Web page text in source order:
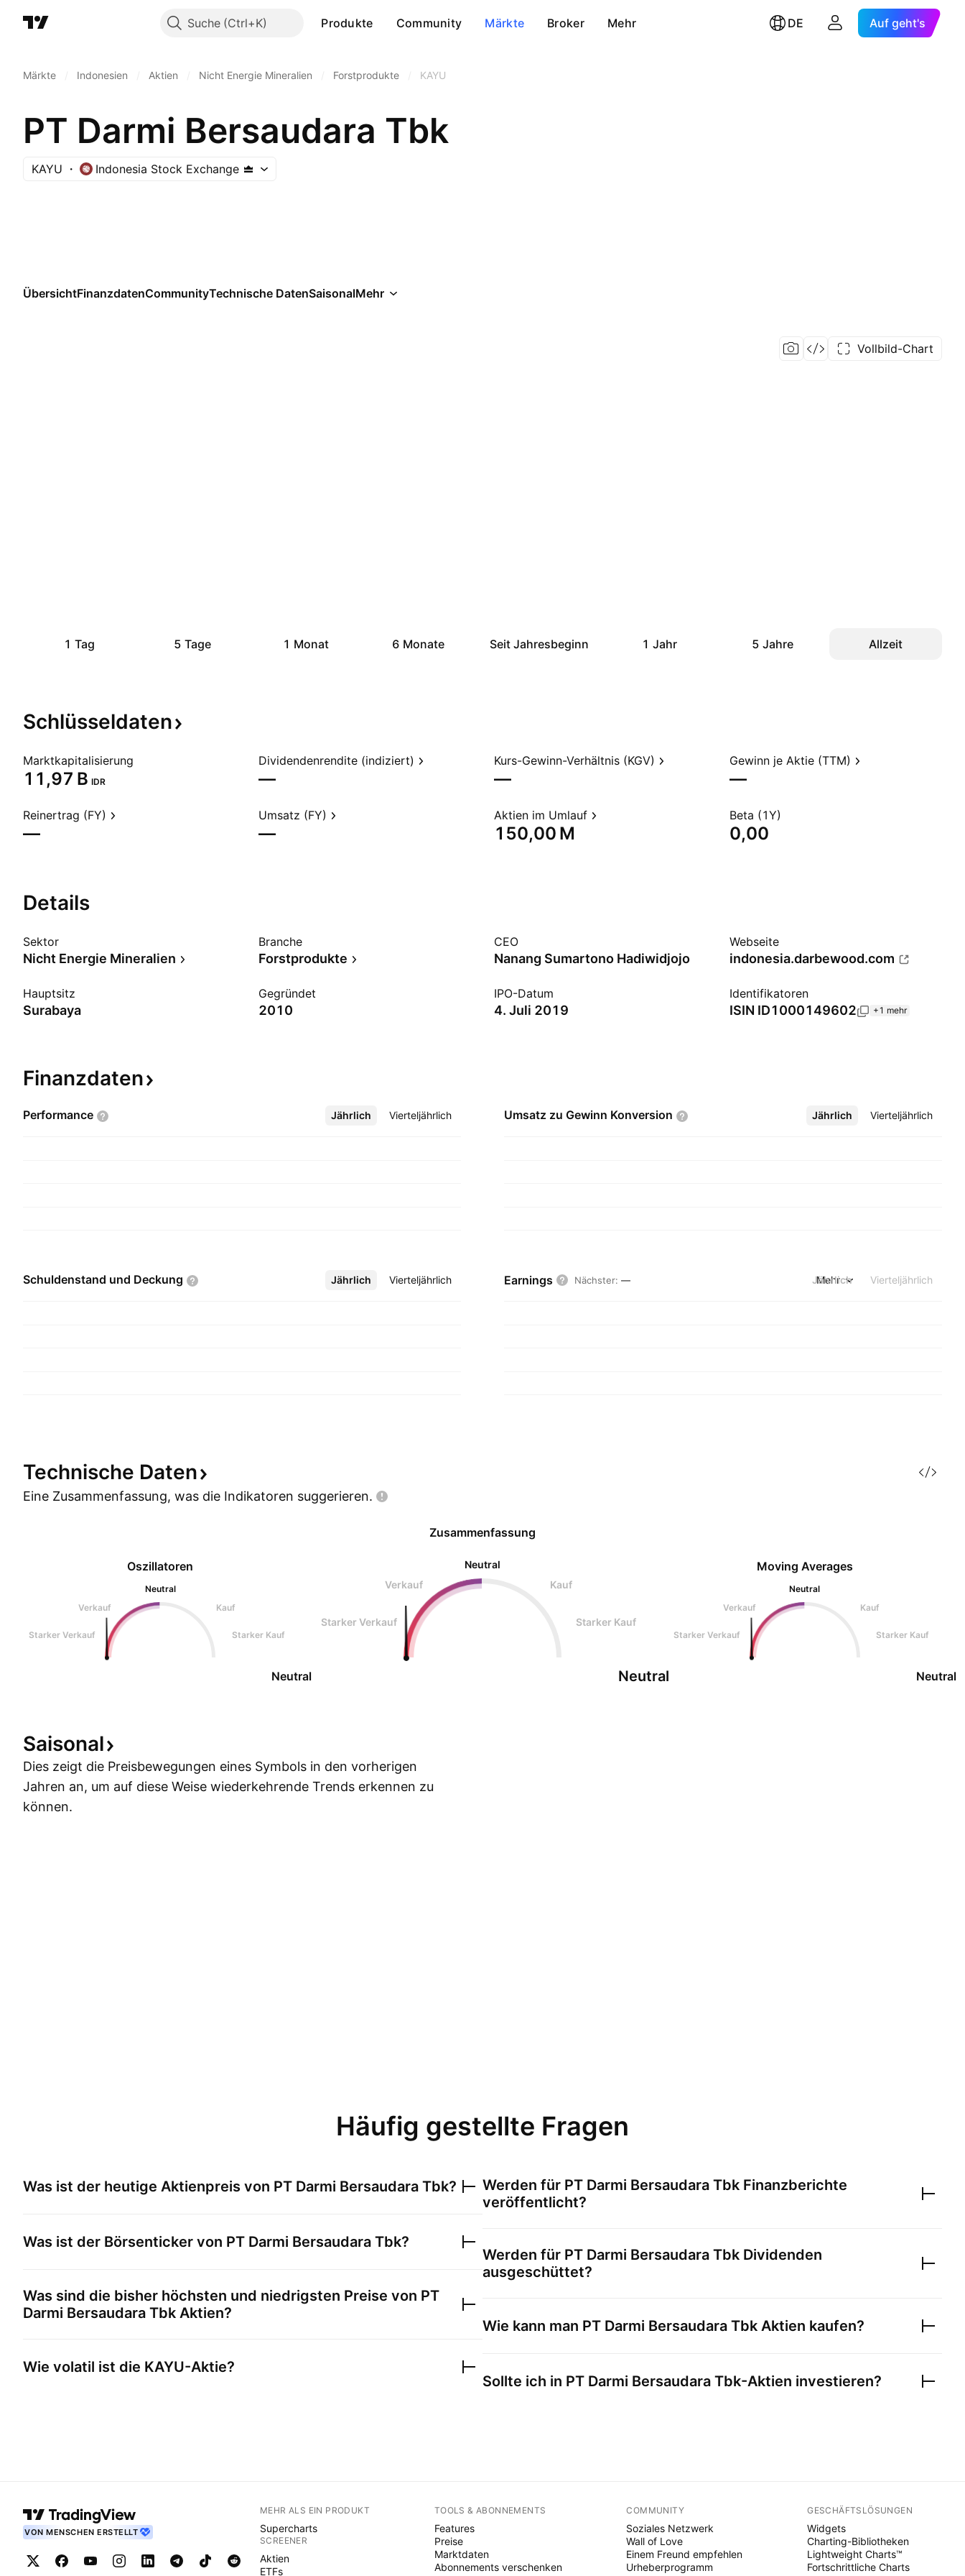
Suche Produkte Community Märkte Broker Mehr DE Auf geht's
Märkte Indonesien Aktien Nicht Energie Mineralien Forstprodukte KAYU
PT Darmi Bersaudara Tbk
KAYU Indonesia Stock Exchange
ÜbersichtFinanzdatenCommunityTechnische DatenSaisonalMehr
Vollbild-Chart
1 Tag 5 Tage 1 Monat 6 Monate Seit Jahresbeginn 1 Jahr 5 Jahre Allzeit
Schlüsseldaten
Marktkapitalisierung
‪11,97 B‬ IDR
Dividendenrendite (indiziert)
—
Kurs-Gewinn-Verhältnis (KGV)
—
Gewinn je Aktie (TTM)
—
Reinertrag (FY)
—
Umsatz (FY)
—
Aktien im Umlauf
‪150,00 M‬
Beta (1Y)
0,00
Details
Sektor
Nicht Energie Mineralien
Branche
Forstprodukte
CEO
Nanang Sumartono Hadiwidjojo
Webseite
indonesia.darbewood.com
Hauptsitz
Surabaya
Gegründet
2010
IPO-Datum
4. Juli 2019
Identifikatoren
ISIN ID1000149602 +1 mehr
Finanzdaten
Performance Jährlich Vierteljährlich
Mehr Umsatz zu Gewinn Konversion Jährlich Vierteljährlich
Mehr
Schuldenstand und Deckung Jährlich Vierteljährlich
Mehr Earnings Nächster: — Jährlich Vierteljährlich
Mehr
Technische Daten
Eine Zusammenfassung, was die Indikatoren suggerieren.
Oszillatoren
Neutral
Verkauf
Kauf
Starker Verkauf Starker Kauf
Neutral
Zusammenfassung
Neutral
Verkauf
Kauf
Starker Verkauf Starker Kauf
Neutral
Moving Averages
Neutral
Verkauf
Kauf
Starker Verkauf Starker Kauf
Neutral
Saisonal
Dies zeigt die Preisbewegungen eines Symbols in den vorherigen
Jahren an, um auf diese Weise wiederkehrende Trends erkennen zu
können.
Häufig gestellte Fragen
Was ist der heutige Aktienpreis von PT Darmi Bersaudara Tbk?
Was ist der Börsenticker von PT Darmi Bersaudara Tbk?
Was sind die bisher höchsten und niedrigsten Preise von PT
Darmi Bersaudara Tbk Aktien?
Wie volatil ist die KAYU-Aktie?
Werden für PT Darmi Bersaudara Tbk Finanzberichte
veröffentlicht?
Werden für PT Darmi Bersaudara Tbk Dividenden
ausgeschüttet?
Wie kann man PT Darmi Bersaudara Tbk Aktien kaufen?
Sollte ich in PT Darmi Bersaudara Tbk-Aktien investieren?
VON MENSCHEN ERSTELLT
MEHR ALS EIN PRODUKT
Supercharts
SCREENER
Aktien
ETFs
TOOLS & ABONNEMENTS
Features
Preise
Marktdaten
Abonnements verschenken
COMMUNITY
Soziales Netzwerk
Wall of Love
Einem Freund empfehlen
Urheberprogramm
GESCHÄFTSLÖSUNGEN
Widgets
Charting-Bibliotheken
Lightweight Charts™
Fortschrittliche Charts